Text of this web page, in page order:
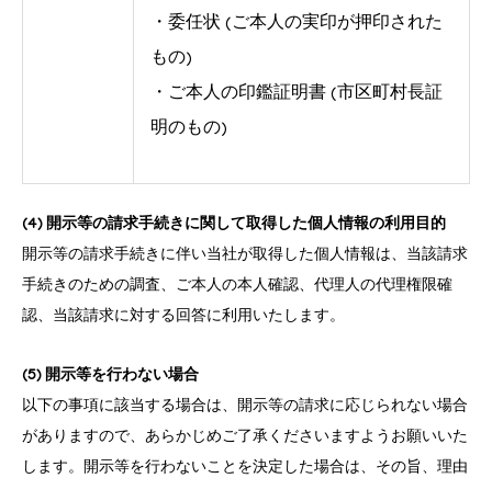
・委任状 (ご本人の実印が押印された
もの)
・ご本人の印鑑証明書 (市区町村長証
明のもの)
(4) 開示等の請求手続きに関して取得した個人情報の利用目的
開示等の請求手続きに伴い当社が取得した個人情報は、当該請求
手続きのための調査、ご本人の本人確認、代理人の代理権限確
認、当該請求に対する回答に利用いたします。
(5) 開示等を行わない場合
以下の事項に該当する場合は、開示等の請求に応じられない場合
がありますので、あらかじめご了承くださいますようお願いいた
します。開示等を行わないことを決定した場合は、その旨、理由